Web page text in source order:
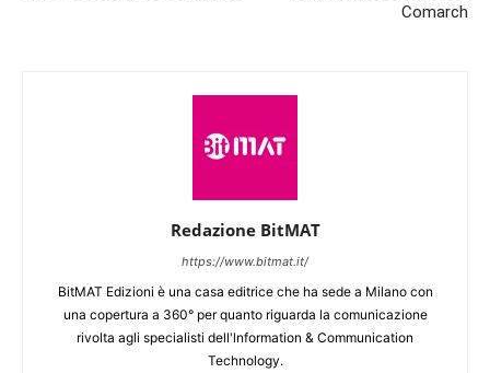
Comarch
Redazione BitMAT
https://www.bitmat.it/
BitMAT Edizioni è una casa editrice che ha sede a Milano con
una copertura a 360° per quanto riguarda la comunicazione
rivolta agli specialisti dell'lnformation & Communication
Technology.